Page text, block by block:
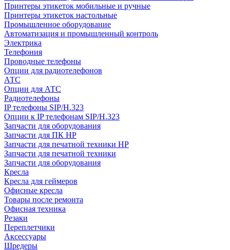
Принтеры этикеток мобильные и ручные
Принтеры этикеток настольные
Промышленное оборудование
Автоматизация и промышленный контроль
Электрика
Телефония
Проводные телефоны
Опции для радиотелефонов
АТС
Опции для АТС
Радиотелефоны
IP телефоны SIP/H.323
Опции к IP телефонам SIP/H.323
Запчасти для оборудования
Запчасти для ПК HP
Запчасти для печатной техники HP
Запчасти для печатной техники
Запчасти для оборудования
Кресла
Кресла для геймеров
Офисные кресла
Товары после ремонта
Офисная техника
Резаки
Переплетчики
Аксессуары
Шредеры